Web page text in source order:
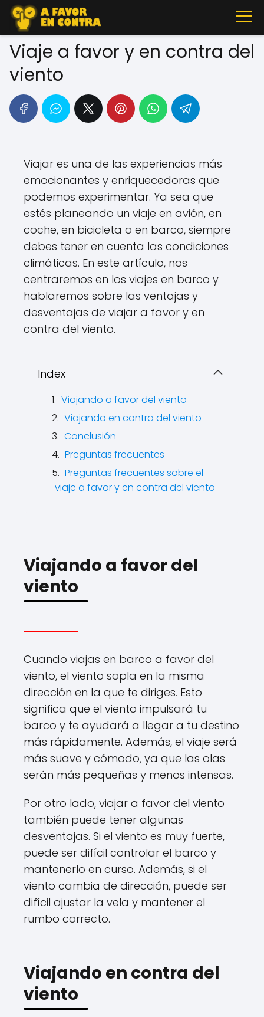
Viaje a favor y en contra del
viento
Viajar es una de las experiencias más
emocionantes y enriquecedoras que
podemos experimentar. Ya sea que
estés planeando un viaje en avión, en
coche, en bicicleta o en barco, siempre
debes tener en cuenta las condiciones
climáticas. En este artículo, nos
centraremos en los viajes en barco y
hablaremos sobre las ventajas y
desventajas de viajar a favor y en
contra del viento.
Index
Viajando a favor del viento
Viajando en contra del viento
Conclusión
Preguntas frecuentes
Preguntas frecuentes sobre el
viaje a favor y en contra del viento
Viajando a favor del
viento
Cuando viajas en barco a favor del
viento, el viento sopla en la misma
dirección en la que te diriges. Esto
significa que el viento impulsará tu
barco y te ayudará a llegar a tu destino
más rápidamente. Además, el viaje será
más suave y cómodo, ya que las olas
serán más pequeñas y menos intensas.
Por otro lado, viajar a favor del viento
también puede tener algunas
desventajas. Si el viento es muy fuerte,
puede ser difícil controlar el barco y
mantenerlo en curso. Además, si el
viento cambia de dirección, puede ser
difícil ajustar la vela y mantener el
rumbo correcto.
Viajando en contra del
viento